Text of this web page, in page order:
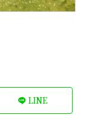
LINE